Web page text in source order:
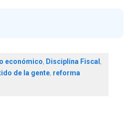
económico, Disciplina Fiscal ,
de la gente, reforma